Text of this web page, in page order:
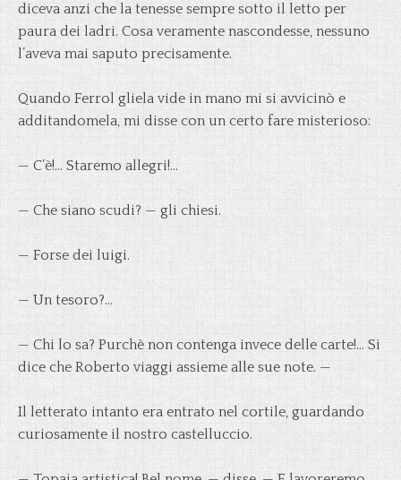
diceva anzi che la tenesse sempre sotto il letto per
paura dei ladri. Cosa veramente nascondesse, nessuno
l’aveva mai saputo precisamente.
Quando Ferrol gliela vide in mano mi si avvicinò e
additandomela, mi disse con un certo fare misterioso:
— C’è!… Staremo allegri!…
— Che siano scudi? — gli chiesi.
— Forse dei luigi.
— Un tesoro?…
— Chi lo sa? Purchè non contenga invece delle carte!… Si
dice che Roberto viaggi assieme alle sue note. —
Il letterato intanto era entrato nel cortile, guardando
curiosamente il nostro castelluccio.